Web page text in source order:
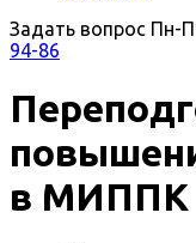
Задать вопрос Пн-
94-86
в МИППК